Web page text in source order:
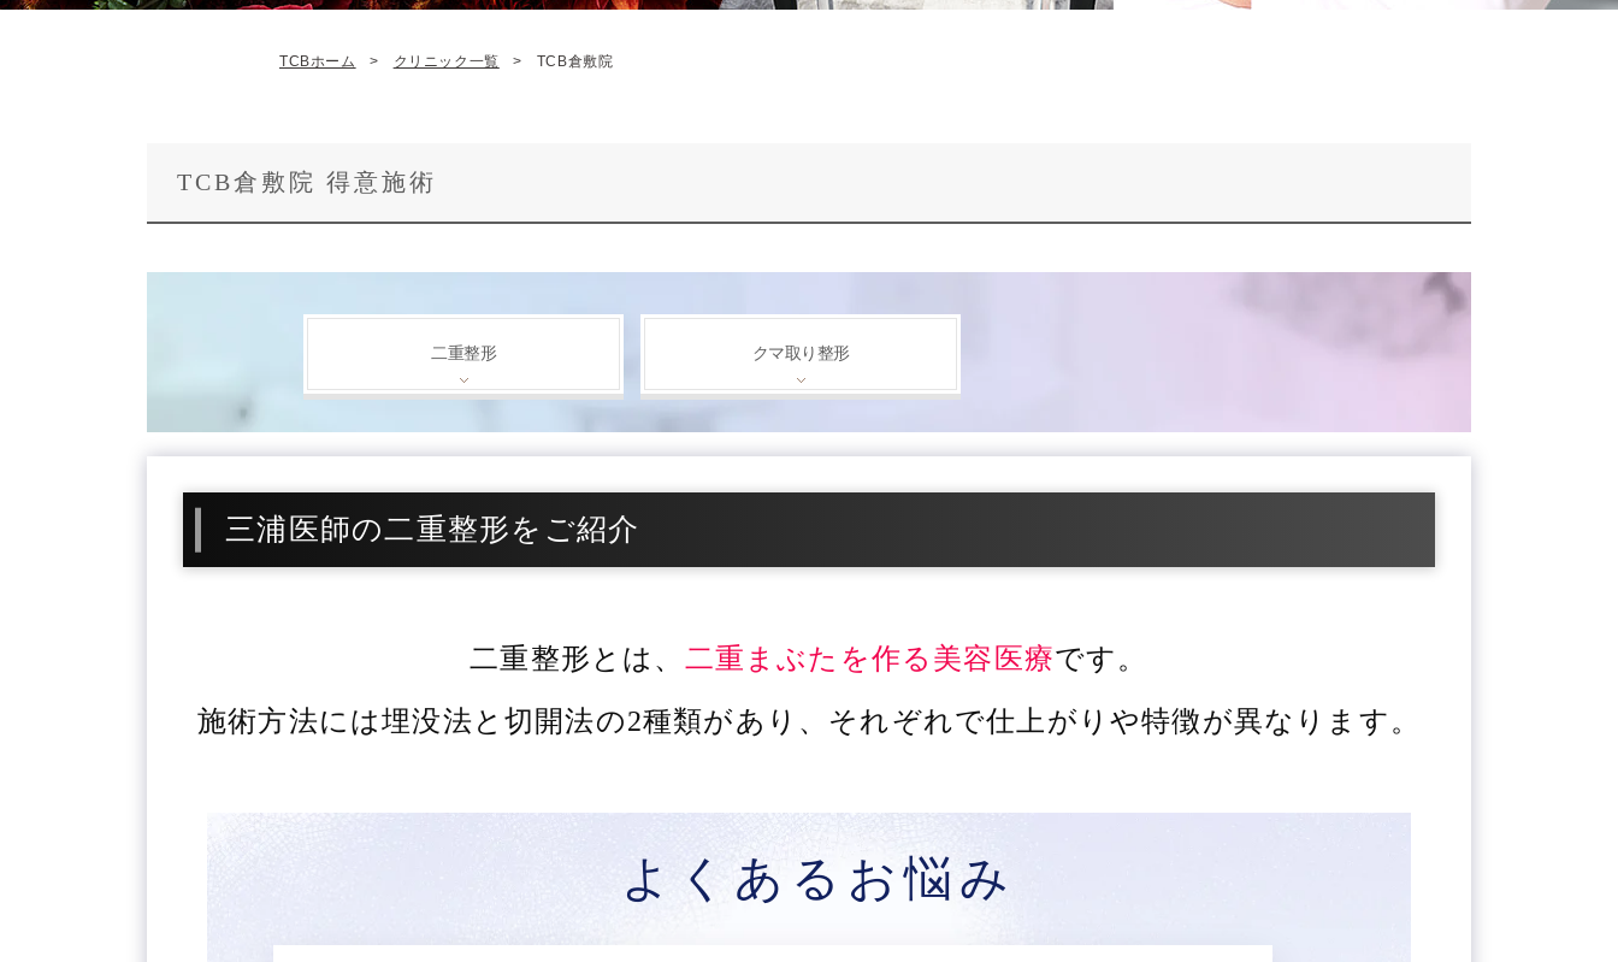
TCBホーム クリニック一覧 TCB倉敷院
TCB倉敷院 得意施術
二重整形 クマ取り整形
三浦医師の二重整形をご紹介
二重整形とは、 二重まぶたを作る美容医療です。
施術方法には埋没法と切開法の2種類があり、 それぞれで仕上がりや特徴が異なります。
よくあるお悩み